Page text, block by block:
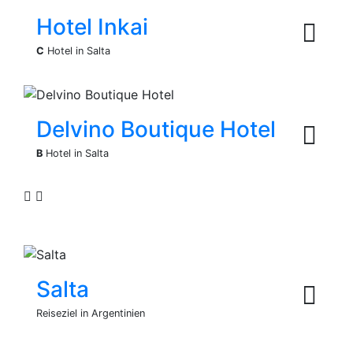
Hotel Inkai
C Hotel in Salta
Delvino Boutique Hotel
B Hotel in Salta
Salta
Reiseziel in Argentinien